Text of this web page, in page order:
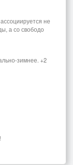
не
а со свободо
зимнее. +2